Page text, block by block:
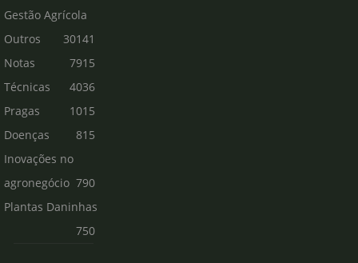
Gestão Agrícola
30141
Outros
7915
Notas
Técnicas
4036
Pragas
1015
Doenças
815
Inovações no
agronegócio 790
Plantas Daninhas
750